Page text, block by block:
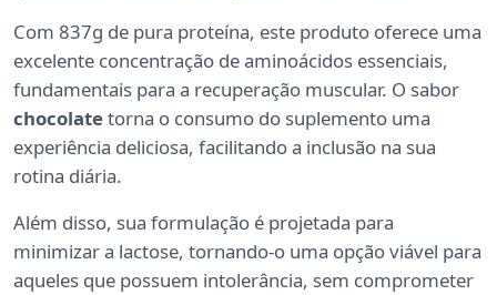
Com 837g de pura proteína, este produto oferece uma
excelente concentração de aminoácidos essenciais,
fundamentais para a recuperação muscular. O sabor
chocolatetorna o consumo do suplemento uma
experiência deliciosa, facilitando a inclusão na sua
rotina diária.
Além disso, sua formulação é projetada para
minimizar a lactose, tornando-o uma opção viável para
aqueles que possuem intolerância, sem comprometer